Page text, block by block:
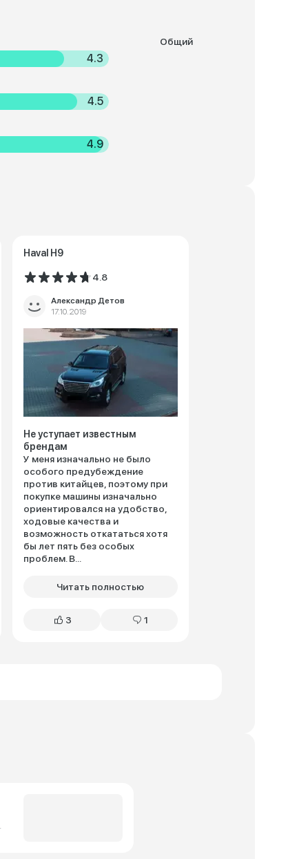
4.3
4.5
4.9
Общий
Haval H9
4.8
Александр Детов
17.10.2019
Не уступает известным
брендам
У меня изначально не было
особого предубеждение
против китайцев, поэтому при
покупке машины изначально
ориентировался на удобство,
ходовые качества и
возможность откататься хотя
бы лет пять без особых
проблем. В...
Читать полностью
3 1